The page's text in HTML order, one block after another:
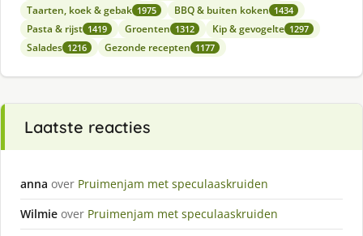
Taarten, koek & gebak 1975 BBQ & buiten koken 1434
Pasta & rijst 1419 Groenten 1312 Kip & gevogelte 1297
Salades 1216 Gezonde recepten 1177
Laatste reacties
anna over Pruimenjam met speculaaskruiden
Wilmie over Pruimenjam met speculaaskruiden